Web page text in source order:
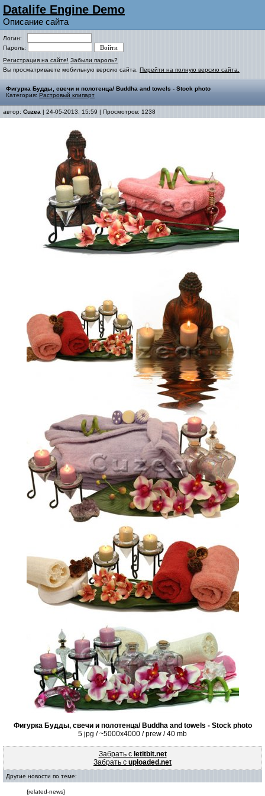
Datalife Engine Demo
Описание сайта
Логин:
Пароль:
Регистрация на сайте! Забыли пароль?
Вы просматриваете мобильную версию сайта. Перейти на полную версию сайта.
Фигурка Будды, свечи и полотенца/ Buddha and towels - Stock photo
Категория: Растровый клипарт
автор: Cuzea | 24-05-2013, 15:59 | Просмотров: 1238
Фигурка Будды, свечи и полотенца/ Buddha and towels - Stock photo
5 jpg / ~5000x4000 / prew / 40 mb
Забрать с letitbit.net
Забрать с uploaded.net
Другие новости по теме:
{related-news}